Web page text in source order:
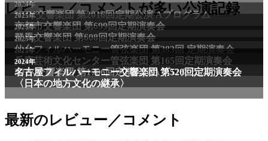
レビュー／コメントが多い公演記録
2024年
NHK交響楽団 第2016回定期公演 Aプログラム
2025年
京都市交響楽団 第699回定期演奏会
2025年
群馬交響楽団 第608回定期演奏会
2025年
仙台フィルハーモニー管弦楽団 第383回 定期演奏会
2025年
兵庫芸術文化センター管弦楽団 第165回定期演奏会
2011年
NHK交響楽団 第1706回定期公演Aプログラム
2024年
名古屋フィルハーモニー交響楽団 第520回定期演奏会
〈日本の地方文化の継承〉
最新のレビュー／コメント